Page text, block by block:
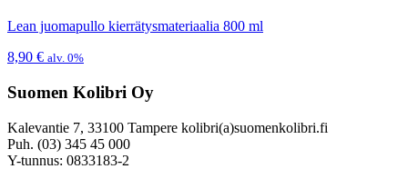
Lean juomapullo kierrätysmateriaalia 800 ml
8,90 € alv. 0%
Suomen Kolibri Oy
Kalevantie 7, 33100 Tampere kolibri(a)suomenkolibri.fi
Puh. (03) 345 45 000
Y-tunnus: 0833183-2